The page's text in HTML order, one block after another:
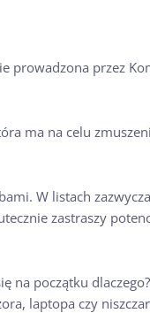
prowadzona przez
ma na celu
W listach
zastraszy
na początku
laptopa czy